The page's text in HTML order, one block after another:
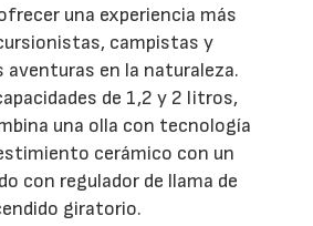
una experiencia más
campistas y
aventuras en la naturaleza.
de 1,2 y 2 litros,
una olla con tecnología
cerámico con un
con regulador de llama de
giratorio.